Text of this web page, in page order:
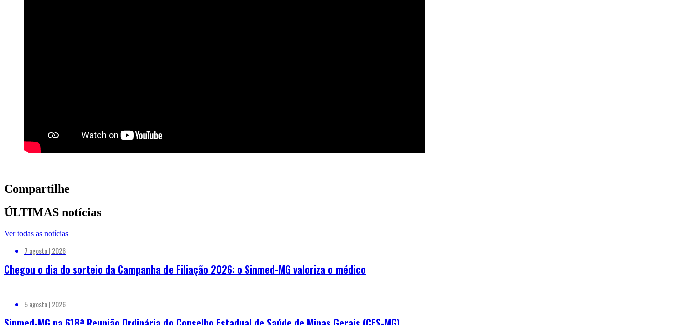
Compartilhe
ÚLTIMAS notícias
Ver todas as notícias
7 agosto | 2026
Chegou o dia do sorteio da Campanha de Filiação 2026: o Sinmed-MG valoriza o médico
5 agosto | 2026